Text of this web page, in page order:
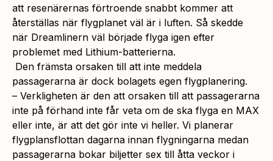
att resenärernas förtroende snabbt kommer att
återställas när flygplanet väl är i luften. Så skedde
när Dreamlinern väl började flyga igen efter
problemet med Lithium-batterierna.
Den främsta orsaken till att inte meddela
passagerarna är dock bolagets egen flygplanering.
– Verkligheten är den att orsaken till att passagerarna
inte på förhand inte får veta om de ska flyga en MAX
eller inte, är att det gör inte vi heller. Vi planerar
flygplansflottan dagarna innan flygningarna medan
passagerarna bokar biljetter sex till åtta veckor i